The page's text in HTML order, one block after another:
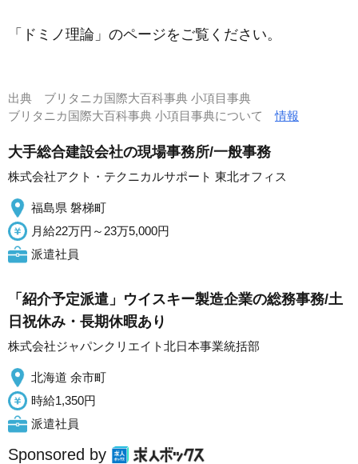
「ドミノ理論」のページをご覧ください。
出典 ブリタニカ国際大百科事典 小項目事典
ブリタニカ国際大百科事典 小項目事典について情報
大手総合建設会社の現場事務所/一般事務
株式会社アクト・テクニカルサポート 東北オフィス
福島県 磐梯町
月給22万円～23万5,000円
派遣社員
「紹介予定派遣」ウイスキー製造企業の総務事務/土
日祝休み・長期休暇あり
株式会社ジャパンクリエイト北日本事業統括部
北海道 余市町
時給1,350円
派遣社員
Sponsored by